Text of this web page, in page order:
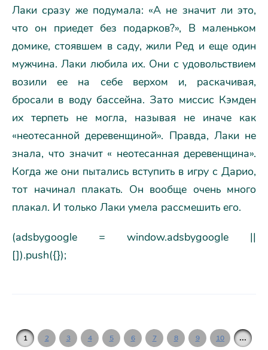
Лаки сразу же подумала: «А не значит ли это,
что он приедет без подарков?», В маленьком
домике, стоявшем в саду, жили Ред и еще один
мужчина. Лаки любила их. Они с удовольствием
возили ее на себе верхом и, раскачивая,
бросали в воду бассейна. Зато миссис Кэмден
их терпеть не могла, называя не иначе как
«неотесанной деревенщиной». Правда, Лаки не
знала, что значит « неотесанная деревенщина».
Когда же они пытались вступить в игру с Дарио,
тот начинал плакать. Он вообще очень много
плакал. И только Лаки умела рассмешить его.
(adsbygoogle = window.adsbygoogle ||
[]).push({});
1 2 3 4 5 6 7 8 9 10 ...